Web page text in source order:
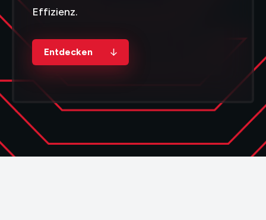
Effizienz.
Entdecken